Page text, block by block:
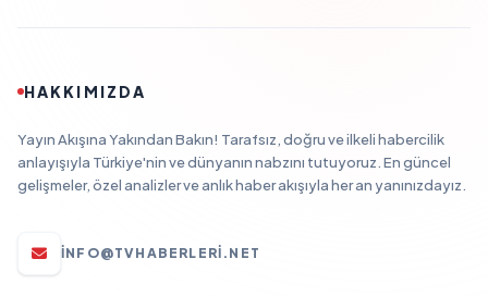
HAKKIMIZDA
Yayın Akışına Yakından Bakın! Tarafsız, doğru ve ilkeli habercilik
anlayışıyla Türkiye'nin ve dünyanın nabzını tutuyoruz. En güncel
gelişmeler, özel analizler ve anlık haber akışıyla her an yanınızdayız.
INFO@TVHABERLERI.NET